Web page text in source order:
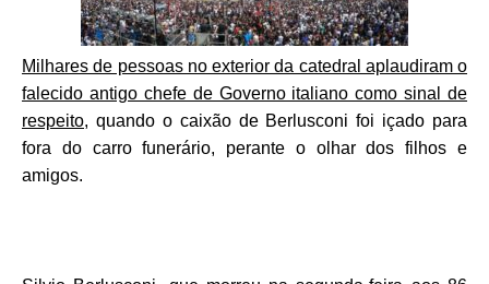
Milhares de pessoas no exterior da catedral aplaudiram o
falecido antigo chefe de Governo italiano como sinal de
respeito, quando o caixão de Berlusconi foi içado para
fora do carro funerário, perante o olhar dos filhos e
amigos.